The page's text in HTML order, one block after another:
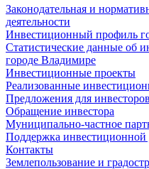
Законодательная и
деятельности
Инвестиционный профиль
Статистические данные об
городе Владимире
Инвестиционные проекты
Реализованные
Предложения для инвесторов
Обращение инвестора
Муниципально-частное
Поддержка инвестиционной
Контакты
Землепользование и